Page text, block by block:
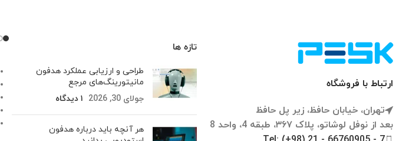
ارتباط با فروشگاه
تهران، خیابان حافظ، زیر پل حافظ
بعد از نوفل لوشاتو، پلاک ۳۶۷، طبقه 4، واحد 8
تازه ها
طراحی و ارزیابی عملکرد هدفون‌
مانیتورینگ‌های مرجع
جولای 30, 2026
۱ دیدگاه
هر آنچه باید درباره هدفون